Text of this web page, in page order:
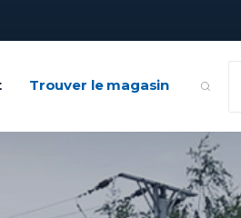
Trouver le magasin